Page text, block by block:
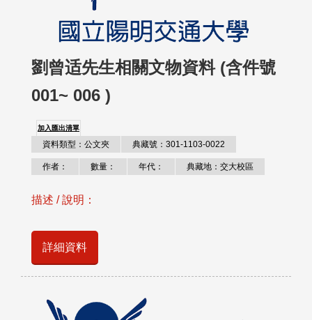
劉曾适先生相關文物資料 (含件號
001~ 006 )
加入匯出清單
資料類型：公文夾 典藏號：301-1103-0022
作者： 數量： 年代： 典藏地：交大校區
描述 / 說明：
詳細資料